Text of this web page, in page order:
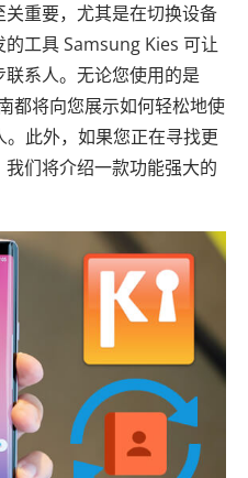
重要，尤其是在切换设备
工具 Samsung Kies 可让
系人。无论您使用的是
都将向您展示如何轻松地使
此外，如果您正在寻找更
们将介绍一款功能强大的